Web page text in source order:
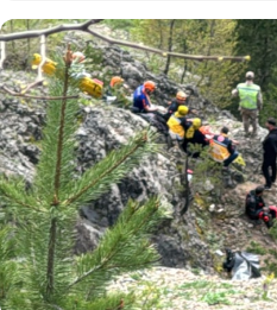
uçuruma
öldü, 1 kişi